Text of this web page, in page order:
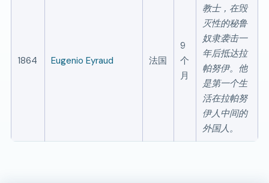
1864 Eugenio Eyraud 法国
9
个
月
教士，在毁
灭性的秘鲁
奴隶袭击一
年后抵达拉
帕努伊。他
是第一个生
活在拉帕努
伊人中间的
外国人。